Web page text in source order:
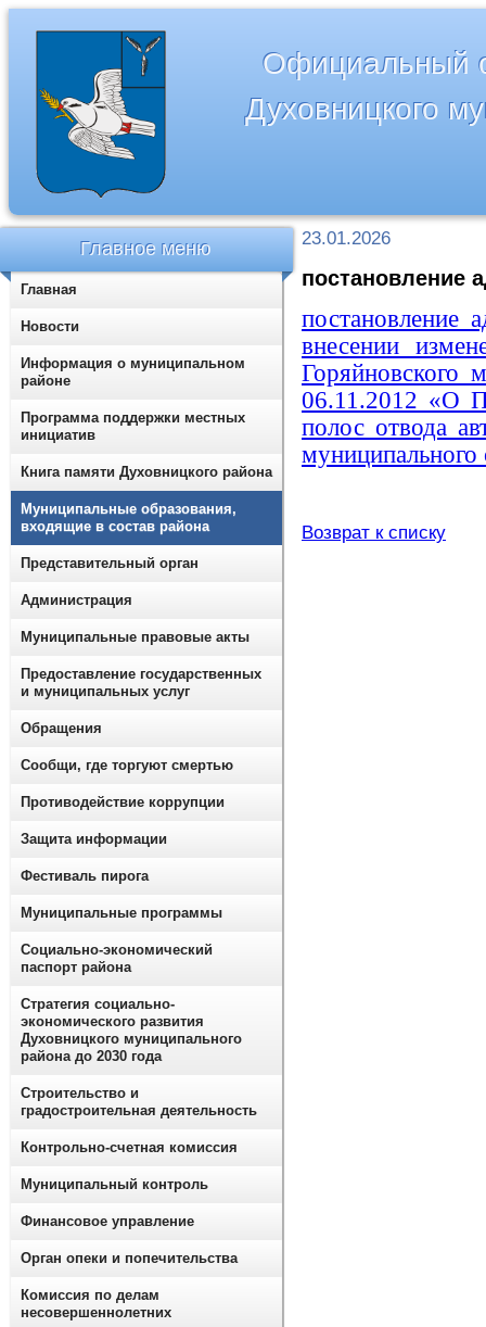
Официальный
Духовницкого
23.01.2026
постановление
внесении
Горяйновского
06.11.2012 «О
полос отвода
муниципального
Возврат к списку
Главное меню
Главная
Новости
Информация о муниципальном
районе
Программа поддержки местных
инициатив
Книга памяти Духовницкого района
Муниципальные образования,
входящие в состав района
Представительный орган
Администрация
Муниципальные правовые акты
Предоставление государственных
и муниципальных услуг
Обращения
Сообщи, где торгуют смертью
Противодействие коррупции
Защита информации
Фестиваль пирога
Муниципальные программы
Социально-экономический
паспорт района
Стратегия социально-
экономического развития
Духовницкого муниципального
района до 2030 года
Строительство и
градостроительная деятельность
Контрольно-счетная комиссия
Муниципальный контроль
Финансовое управление
Орган опеки и попечительства
Комиссия по делам
несовершеннолетних